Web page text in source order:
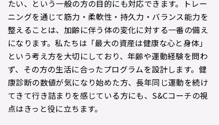
たい、という一般の方の目的にも対応できます。トレー
ニングを通じて筋力・柔軟性・持久力・バランス能力を
整えることは、加齢に伴う体の変化に対する一番の備え
になります。私たちは「最大の資産は健康な心と身体」
という考え方を大切にしており、年齢や運動経験を問わ
ず、その方の生活に合ったプログラムを設計します。健
康診断の数値が気になり始めた方、長年同じ運動を続け
てきて行き詰まりを感じている方にも、S&Cコーチの視
点はきっと役に立ちます。